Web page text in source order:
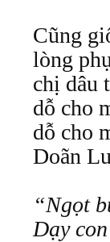
Cũng
lòng
chị dâu
dỗ cho
dỗ cho
Doãn
“Ngọt
Dạy